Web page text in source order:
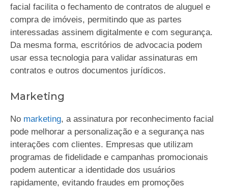
facial facilita o fechamento de contratos de aluguel e
compra de imóveis, permitindo que as partes
interessadas assinem digitalmente e com segurança.
Da mesma forma, escritórios de advocacia podem
usar essa tecnologia para validar assinaturas em
contratos e outros documentos jurídicos.
Marketing
No marketing, a assinatura por reconhecimento facial
pode melhorar a personalização e a segurança nas
interações com clientes. Empresas que utilizam
programas de fidelidade e campanhas promocionais
podem autenticar a identidade dos usuários
rapidamente, evitando fraudes em promoções